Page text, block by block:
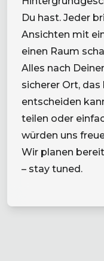
Du hast. Jeder
Ansichten mit
einen Raum
Alles nach
sicherer Ort,
entscheiden
teilen oder
würden uns
Wir planen
– stay tuned.